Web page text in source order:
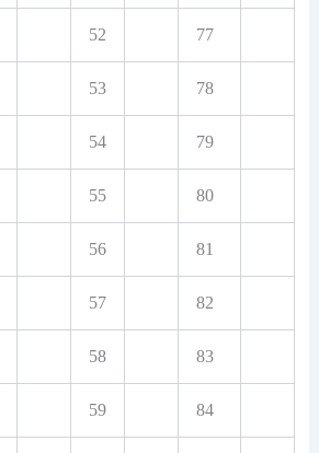
52 77
53 78
54 79
55 80
56 81
57 82
58 83
59 84